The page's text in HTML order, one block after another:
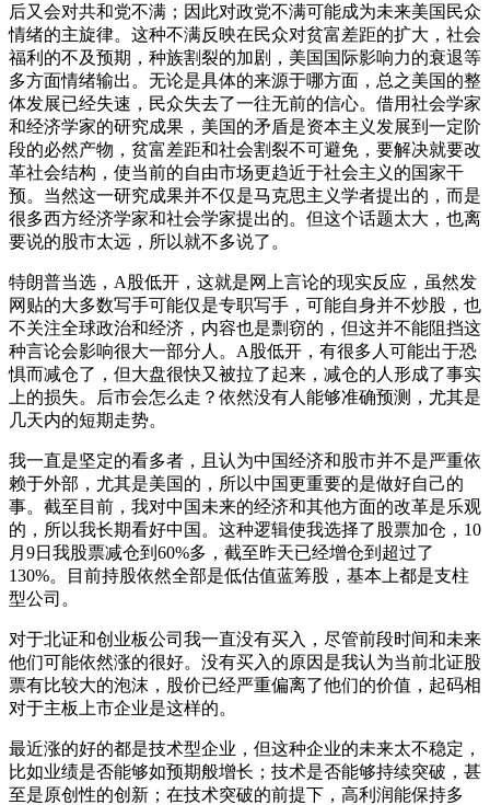
后又会对共和党不满；因此对政党不满可能成为未来美国民众
情绪的主旋律。这种不满反映在民众对贫富差距的扩大，社会
福利的不及预期，种族割裂的加剧，美国国际影响力的衰退等
多方面情绪输出。无论是具体的来源于哪方面，总之美国的整
体发展已经失速，民众失去了一往无前的信心。借用社会学家
和经济学家的研究成果，美国的矛盾是资本主义发展到一定阶
段的必然产物，贫富差距和社会割裂不可避免，要解决就要改
革社会结构，使当前的自由市场更趋近于社会主义的国家干
预。当然这一研究成果并不仅是马克思主义学者提出的，而是
很多西方经济学家和社会学家提出的。但这个话题太大，也离
要说的股市太远，所以就不多说了。
特朗普当选，A股低开，这就是网上言论的现实反应，虽然发
网贴的大多数写手可能仅是专职写手，可能自身并不炒股，也
不关注全球政治和经济，内容也是剽窃的，但这并不能阻挡这
种言论会影响很大一部分人。A股低开，有很多人可能出于恐
惧而减仓了，但大盘很快又被拉了起来，减仓的人形成了事实
上的损失。后市会怎么走？依然没有人能够准确预测，尤其是
几天内的短期走势。
我一直是坚定的看多者，且认为中国经济和股市并不是严重依
赖于外部，尤其是美国的，所以中国更重要的是做好自己的
事。截至目前，我对中国未来的经济和其他方面的改革是乐观
的，所以我长期看好中国。这种逻辑使我选择了股票加仓，10
月9日我股票减仓到60%多，截至昨天已经增仓到超过了
130%。目前持股依然全部是低估值蓝筹股，基本上都是支柱
型公司。
对于北证和创业板公司我一直没有买入，尽管前段时间和未来
他们可能依然涨的很好。没有买入的原因是我认为当前北证股
票有比较大的泡沫，股价已经严重偏离了他们的价值，起码相
对于主板上市企业是这样的。
最近涨的好的都是技术型企业，但这种企业的未来太不稳定，
比如业绩是否能够如预期般增长；技术是否能够持续突破，甚
至是原创性的创新；在技术突破的前提下，高利润能保持多